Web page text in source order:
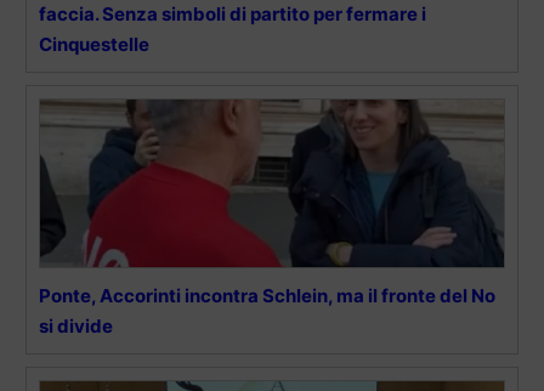
faccia. Senza simboli di partito per fermare i
Cinquestelle
Ponte, Accorinti incontra Schlein, ma il fronte del No
si divide